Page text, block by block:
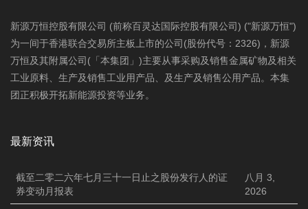
新源万恒控股有限公司 (前称百灵达国际控股有限公司) ("新源万恒")
为一间于香港联合交易所主板上市的公司(股份代号：2326)，新源
万恒及其附属公司(「本集团」)主要从事采购及销售金属矿物及相关
工业原料、生产及销售工业用产品、及生产及销售公用产品。本集
团正积极开拓新能源投资等业务。
最新资讯
截至二零二六年七月三十一日止之股份发行人的证
券变动月报表
八月 3,
2026